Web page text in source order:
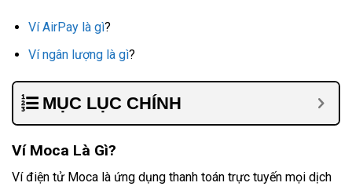
Ví AirPay là gì?
Ví ngân lượng là gì?
MỤC LỤC CHÍNH
Ví Moca Là Gì?
Ví điện tử Moca là ứng dụng thanh toán trực tuyến mọi dịch